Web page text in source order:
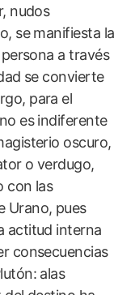
nudos
se manifiesta la
a través
se convierte
para el
es indiferente
oscuro,
o verdugo,
con las
Urano, pues
actitud interna
consecuencias
alas